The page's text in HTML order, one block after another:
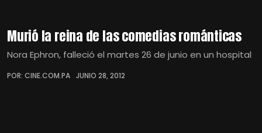
Murió la reina de las comedias románticas
Nora Ephron, falleció el martes 26 de junio en un hospital
POR: CINE.COM.PA JUNIO 28, 2012